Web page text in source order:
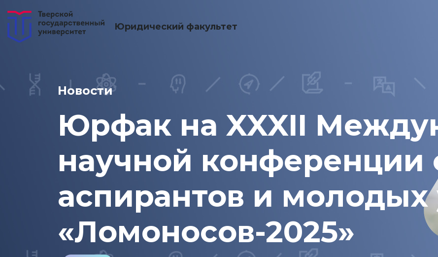
Юридический факультет
Новости
Юрфак на XXXII
научной конференции
аспирантов и
«Ломоносов-2025»